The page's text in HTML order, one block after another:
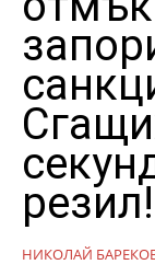
резил!
НИКОЛАЙ